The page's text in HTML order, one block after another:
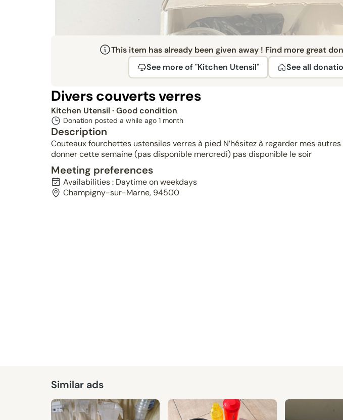
This item has already been given away ! Find more great
See more of "Kitchen Utensil"
See all
Divers couverts verres
Kitchen Utensil · Good condition
Donation posted a while ago 1 month
Description
Couteaux fourchettes ustensiles verres à pied N’hésitez à regarder mes
donner cette semaine (pas disponible mercredi) pas disponible le soir
Meeting preferences
Availabilities : Daytime on weekdays
Champigny-sur-Marne, 94500
Similar ads